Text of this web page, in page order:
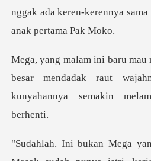
nggak ada ker
besar mendadak raut
kun